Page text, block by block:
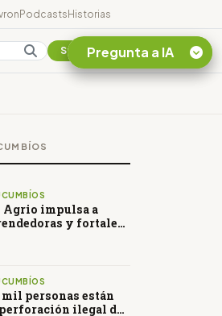
PodcastsHistorias
Suscribirse
Agrio impulsa a
y fortalece
mil personas están
ilegal de
Pregunta a IA
¿En que consiste la